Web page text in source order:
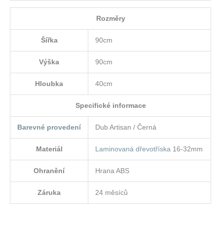
Rozměry
Šířka 90cm
Výška 90cm
Hloubka 40cm
Specifické informace
Barevné provedení Dub Artisan / Černá
Materiál Laminovaná dřevotříska 16-32mm
Ohranění Hrana ABS
Záruka 24 měsíců